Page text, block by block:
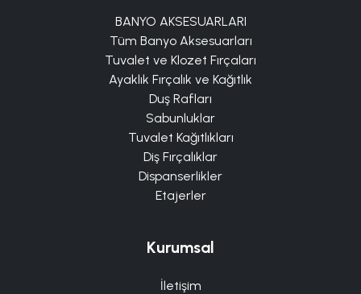
BANYO AKSESUARLARI
Tüm Banyo Aksesuarları
Tuvalet ve Klozet Fırçaları
Ayaklık Fırçalık ve Kağıtlık
Duş Rafları
Sabunluklar
Tuvalet Kağıtlıkları
Diş Fırçalıklar
Dispanserlikler
Etajerler
Kurumsal
İletişim